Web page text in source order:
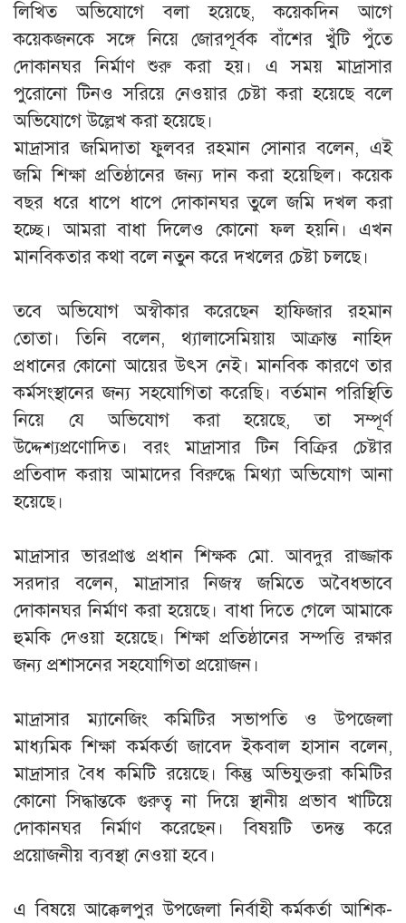
‎লিখিত অভিযোগে বলা হয়েছে, কয়েকদিন আগে
কয়েকজনকে সঙ্গে নিয়ে জোরপূর্বক বাঁশের খুঁটি পুঁতে
দোকানঘর নির্মাণ শুরু করা হয়। এ সময় মাদ্রাসার
পুরোনো টিনও সরিয়ে নেওয়ার চেষ্টা করা হয়েছে বলে
অভিযোগে উল্লেখ করা হয়েছে।
‎মাদ্রাসার জমিদাতা ফুলবর রহমান সোনার বলেন, এই
জমি শিক্ষা প্রতিষ্ঠানের জন্য দান করা হয়েছিল। কয়েক
বছর ধরে ধাপে ধাপে দোকানঘর তুলে জমি দখল করা
হচ্ছে। আমরা বাধা দিলেও কোনো ফল হয়নি। এখন
মানবিকতার কথা বলে নতুন করে দখলের চেষ্টা চলছে।
‎তবে অভিযোগ অস্বীকার করেছেন হাফিজার রহমান
তোতা। তিনি বলেন, থ্যালাসেমিয়ায় আক্রান্ত নাহিদ
প্রধানের কোনো আয়ের উৎস নেই। মানবিক কারণে তার
কর্মসংস্থানের জন্য সহযোগিতা করেছি। বর্তমান পরিস্থিতি
নিয়ে যে অভিযোগ করা হয়েছে, তা সম্পূর্ণ
উদ্দেশ্যপ্রণোদিত। বরং মাদ্রাসার টিন বিক্রির চেষ্টার
প্রতিবাদ করায় আমাদের বিরুদ্ধে মিথ্যা অভিযোগ আনা
হয়েছে।
‎মাদ্রাসার ভারপ্রাপ্ত প্রধান শিক্ষক মো. আবদুর রাজ্জাক
সরদার বলেন, মাদ্রাসার নিজস্ব জমিতে অবৈধভাবে
দোকানঘর নির্মাণ করা হয়েছে। বাধা দিতে গেলে আমাকে
হুমকি দেওয়া হয়েছে। শিক্ষা প্রতিষ্ঠানের সম্পত্তি রক্ষার
জন্য প্রশাসনের সহযোগিতা প্রয়োজন।
‎মাদ্রাসার ম্যানেজিং কমিটির সভাপতি ও উপজেলা
মাধ্যমিক শিক্ষা কর্মকর্তা জাবেদ ইকবাল হাসান বলেন,
মাদ্রাসার বৈধ কমিটি রয়েছে। কিন্তু অভিযুক্তরা কমিটির
কোনো সিদ্ধান্তকে গুরুত্ব না দিয়ে স্থানীয় প্রভাব খাটিয়ে
দোকানঘর নির্মাণ করেছেন। বিষয়টি তদন্ত করে
প্রয়োজনীয় ব্যবস্থা নেওয়া হবে।
‎এ বিষয়ে আক্কেলপুর উপজেলা নির্বাহী কর্মকর্তা আশিক-